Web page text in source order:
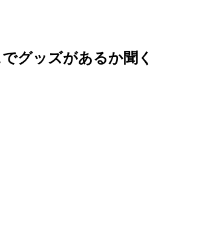
グッズがあるか聞く